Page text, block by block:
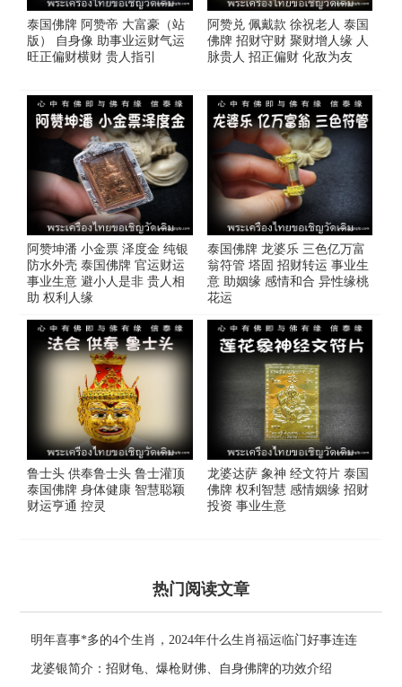
泰国佛牌 阿赞帝 大富豪（站
版） 自身像 助事业运财气运
旺正偏财横财 贵人指引
阿赞兑 佩戴款 徐祝老人 泰国
佛牌 招财守财 聚财增人缘 人
脉贵人 招正偏财 化敌为友
阿赞坤潘 小金票 泽度金 纯银
防水外壳 泰国佛牌 官运财运
事业生意 避小人是非 贵人相
助 权利人缘
泰国佛牌 龙婆乐 三色亿万富
翁符管 塔固 招财转运 事业生
意 助姻缘 感情和合 异性缘桃
花运
鲁士头 供奉鲁士头 鲁士灌顶
泰国佛牌 身体健康 智慧聪颖
财运亨通 控灵
龙婆达萨 象神 经文符片 泰国
佛牌 权利智慧 感情姻缘 招财
投资 事业生意
热门阅读文章
明年喜事*多的4个生肖，2024年什么生肖福运临门好事连连
龙婆银简介：招财龟、爆枪财佛、自身佛牌的功效介绍